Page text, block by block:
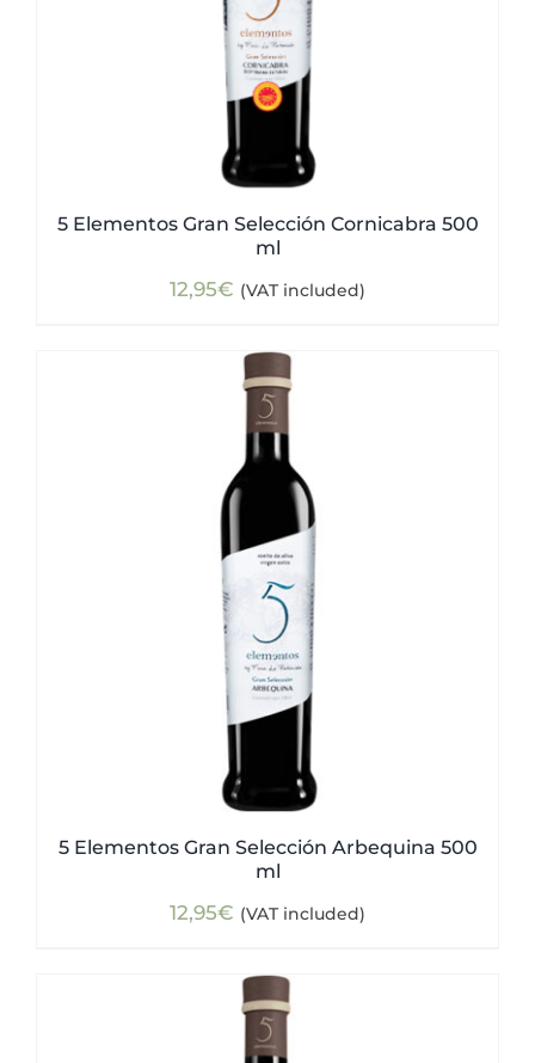
5 Elementos Gran Selección Cornicabra 500
ml
12,95€ (VAT included)
5 Elementos Gran Selección Arbequina 500
ml
12,95€ (VAT included)